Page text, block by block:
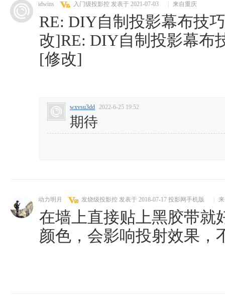
idwins 入门级投影控 发表于 2021-07-03 来自重庆
RE: DIY自制投影幕布技
改]RE: DIY自制投影幕布
[修改]
wxvsu3dd 2022-6-25 19:52
期待
动力明月 发烧级投影控 发表于 2018-07-17 投影网手机版
在墙上直接贴上黑胶带就
颜色，会影响投射效果，